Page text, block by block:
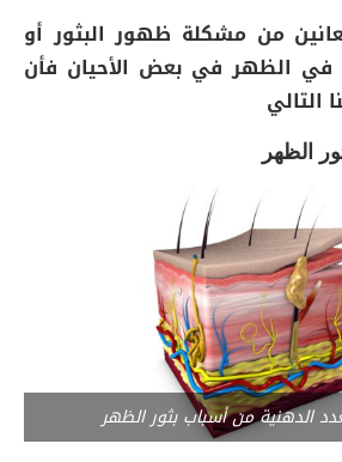
من مشكلة ظهور البثور أو
الظهر في بعض الأحيان فأن
التالي
الظهر
الدهنية من أسباب بثور الظهر